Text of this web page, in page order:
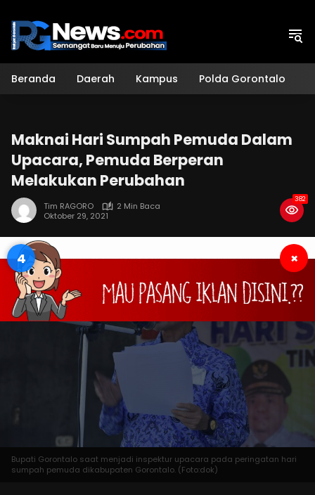
konten
Beranda Daerah Kampus Polda Gorontalo
Maknai Hari Sumpah Pemuda Dalam
Upacara, Pemuda Berperan
Melakukan Perubahan
Tim RAGORO
2 Min Baca
Oktober 29, 2021
382
3 ×
Bupati Gorontalo saat menjadi inspektur upacara pada peringatan hari
sumpah pemuda dikabupaten Gorontalo. (Foto:dok)